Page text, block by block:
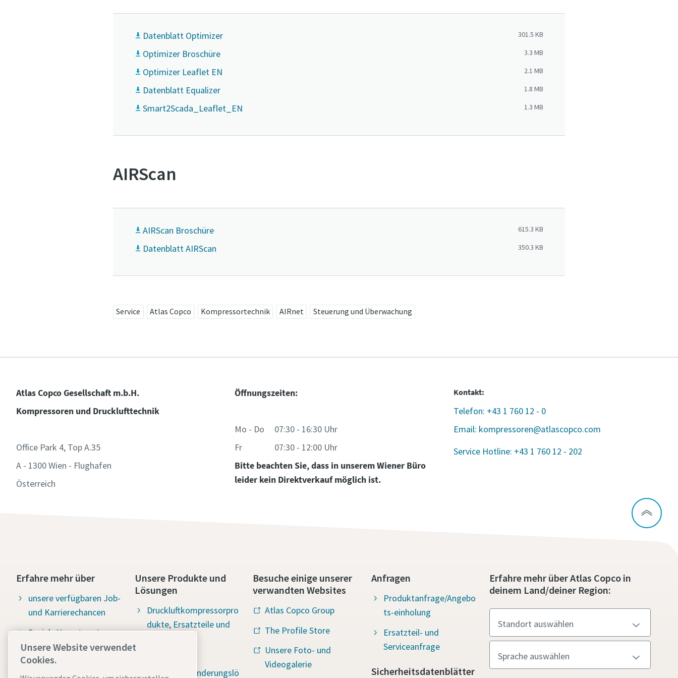
Datenblatt Optimizer 301.5 KB
Optimizer Broschüre 3.3 MB
Optimizer Leaflet EN 2.1 MB
Datenblatt Equalizer 1.8 MB
Smart2Scada_Leaflet_EN 1.3 MB
AIRScan
AIRScan Broschüre 615.3 KB
Datenblatt AIRScan 350.3 KB
Service Atlas Copco Kompressortechnik AIRnet Steuerung und Überwachung
Atlas Copco Gesellschaft m.b.H.
Kompressoren und Drucklufttechnik
Office Park 4, Top A.35
A - 1300 Wien - Flughafen
Österreich
Öffnungszeiten:
Mo - Do 07:30 - 16:30 Uhr
Fr 07:30 - 12:00 Uhr
Bitte beachten Sie, dass in unserem Wiener Büro
leider kein Direktverkauf möglich ist.
Kontakt:
Telefon: +43 1 760 12 - 0
Email: kompressoren@atlascopco.com
Service Hotline: +43 1 760 12 - 202
Erfahre mehr über
unsere verfügbaren Job-
und Karrierechancen
Soziale Verantwortung:
Water for all (Wasser für
alle)
Unsere Produkte und
Lösungen
Druckluftkompressorpro
dukte, Ersatzteile und
Schadstoffminderungslö
Besuche einige unserer
verwandten Websites
Atlas Copco Group
The Profile Store
Unsere Foto- und
Videogalerie
Anfragen
Produktanfrage/Angebo
ts-einholung
Ersatzteil- und
Serviceanfrage
Sicherheitsdatenblätter
Erfahre mehr über Atlas Copco in
deinem Land/deiner Region:
Weitere Informationen
Firma
Anforderungstyp
gesammelten Informationen kontaktieren. Weitere Informationen
finden Sie in unserer Datenschutzrichtlinie.
Ich habe die Datenschutzrichtlinie gelesen und akzeptiert.
Anti-Roboter-Verifizierung
Hier klicken
Unsere Website verwendet
Cookies.